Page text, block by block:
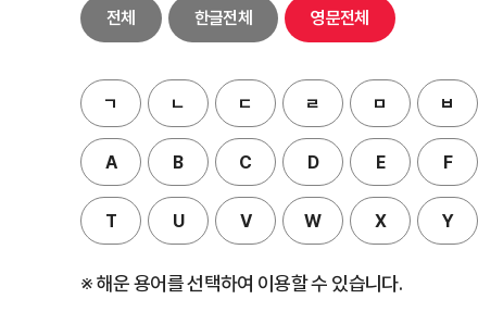
전체 한글전체 영문전체
ㄱ ㄴ ㄷ ㄹ ㅁ ㅂ
A B C D E F
T U V W X Y
※ 해운 용어를 선택하여 이용할 수 있습니다.